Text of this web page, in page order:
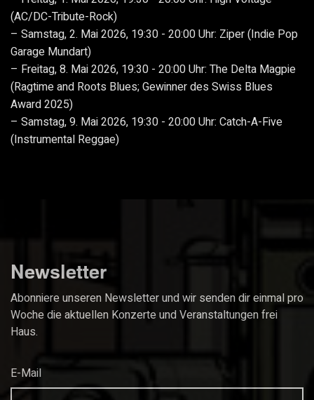
(AC/DC-Tribute-Rock)
Samstag, 2. Mai 2026, 19:30 - 20:00 Uhr: Ziper (Indie Pop
Garage Mundart)
Freitag, 8. Mai 2026, 19:30 - 20:00 Uhr: The Delta Magpie
(Ragtime and Roots Blues; Gewinner des Swiss Blues
Award 2025)
Samstag, 9. Mai 2026, 19:30 - 20:00 Uhr: Catch-A-Five
(Instrumental Reggae)
Newsletter
Abonniere unseren Newsletter und wir senden dir einmal pro
Woche die aktuellen Konzerte und Veranstaltungen frei
Haus.
E-Mail